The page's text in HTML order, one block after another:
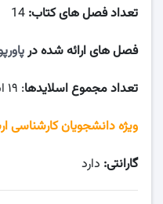
تعداد فصل های کتاب:
فصل های ارائه شده در
تعداد مجموع اسلایدها: ۱۹ اسلاید
ویژه دانشجویان کارشناسی
گارانتی: دارد